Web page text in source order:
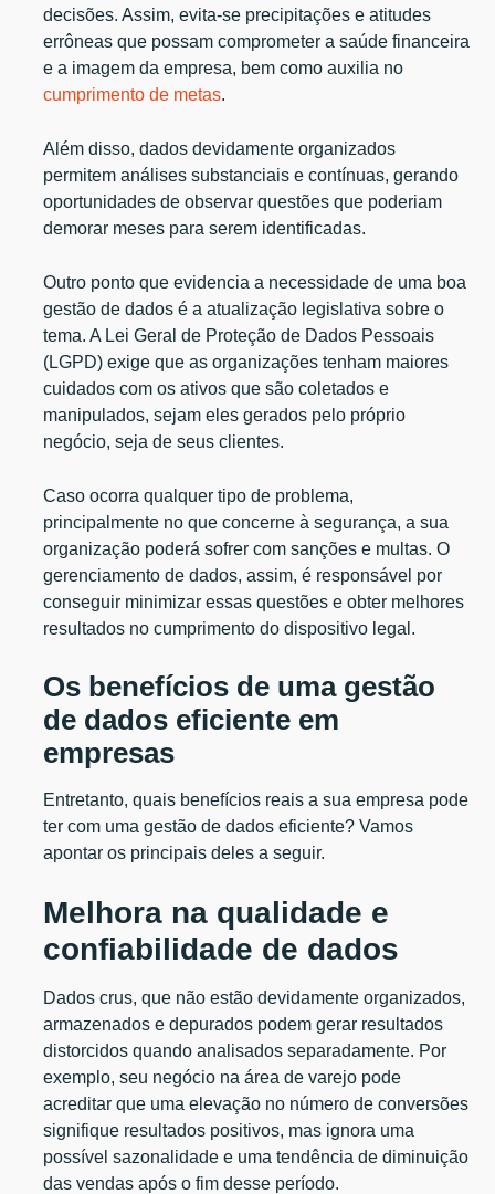
decisões. Assim, evita-se precipitações e atitudes
errôneas que possam comprometer a saúde financeira
e a imagem da empresa, bem como auxilia no
cumprimento de metas.
Além disso, dados devidamente organizados
permitem análises substanciais e contínuas, gerando
oportunidades de observar questões que poderiam
demorar meses para serem identificadas.
Outro ponto que evidencia a necessidade de uma boa
gestão de dados é a atualização legislativa sobre o
tema. A Lei Geral de Proteção de Dados Pessoais
(LGPD) exige que as organizações tenham maiores
cuidados com os ativos que são coletados e
manipulados, sejam eles gerados pelo próprio
negócio, seja de seus clientes.
Caso ocorra qualquer tipo de problema,
principalmente no que concerne à segurança, a sua
organização poderá sofrer com sanções e multas. O
gerenciamento de dados, assim, é responsável por
conseguir minimizar essas questões e obter melhores
resultados no cumprimento do dispositivo legal.
Os benefícios de uma gestão
de dados eficiente em
empresas
Entretanto, quais benefícios reais a sua empresa pode
ter com uma gestão de dados eficiente? Vamos
apontar os principais deles a seguir.
Melhora na qualidade e
confiabilidade de dados
Dados crus, que não estão devidamente organizados,
armazenados e depurados podem gerar resultados
distorcidos quando analisados separadamente. Por
exemplo, seu negócio na área de varejo pode
acreditar que uma elevação no número de conversões
signifique resultados positivos, mas ignora uma
possível sazonalidade e uma tendência de diminuição
das vendas após o fim desse período.